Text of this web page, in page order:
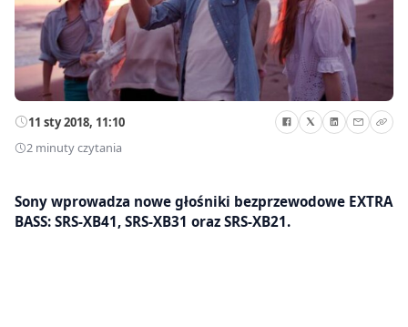
11 sty 2018, 11:10
2 minuty czytania
Sony wprowadza nowe głośniki bezprzewodowe EXTRA
BASS: SRS-XB41, SRS-XB31 oraz SRS-XB21.